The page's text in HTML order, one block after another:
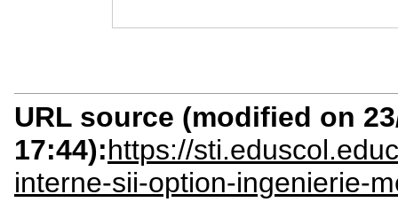
URL source (modified on
17:44):https://
interne-sii-option-ingenierie-